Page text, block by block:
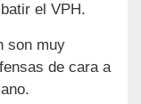
el VPH.
son muy
de cara a